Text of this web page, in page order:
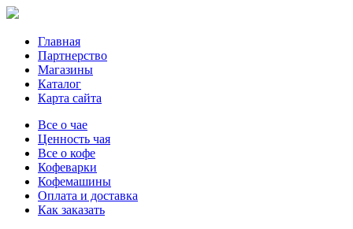
Главная
Партнерство
Магазины
Каталог
Карта сайта
Все о чае
Ценность чая
Все о кофе
Кофеварки
Кофемашины
Оплата и доставка
Как заказать